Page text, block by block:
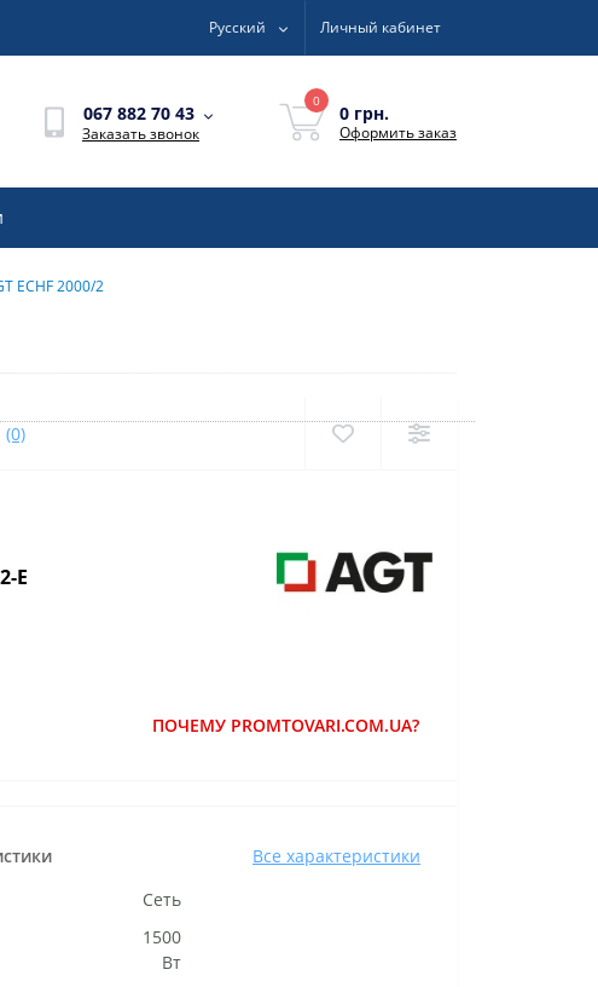
Русский Личный кабинет
067 882 70 43
Заказать звонок
0
0 грн.
Оформить заказ
ECHF 2000/2
(0)
E
ПОЧЕМУ PROMTOVARI.COM.UA?
Все характеристики
Сеть
1500
Вт